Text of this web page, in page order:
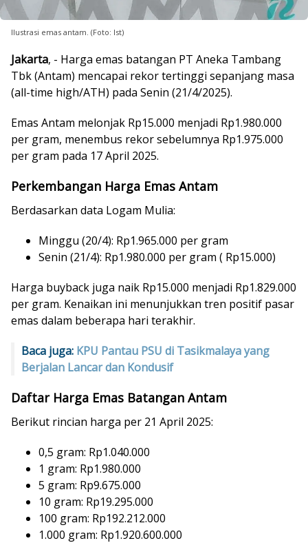
Ilustrasi emas antam. (Foto: Ist)
Jakarta, - Harga emas batangan PT Aneka Tambang
Tbk (Antam) mencapai rekor tertinggi sepanjang masa
(all-time high/ATH) pada Senin (21/4/2025).
Emas Antam melonjak Rp15.000 menjadi Rp1.980.000
per gram, menembus rekor sebelumnya Rp1.975.000
per gram pada 17 April 2025.
Perkembangan Harga Emas Antam
Berdasarkan data Logam Mulia:
Minggu (20/4): Rp1.965.000 per gram
Senin (21/4): Rp1.980.000 per gram ( Rp15.000)
Harga buyback juga naik Rp15.000 menjadi Rp1.829.000
per gram. Kenaikan ini menunjukkan tren positif pasar
emas dalam beberapa hari terakhir.
Baca juga: KPU Pantau PSU di Tasikmalaya yang
Berjalan Lancar dan Kondusif
Daftar Harga Emas Batangan Antam
Berikut rincian harga per 21 April 2025:
0,5 gram: Rp1.040.000
1 gram: Rp1.980.000
5 gram: Rp9.675.000
10 gram: Rp19.295.000
100 gram: Rp192.212.000
1.000 gram: Rp1.920.600.000